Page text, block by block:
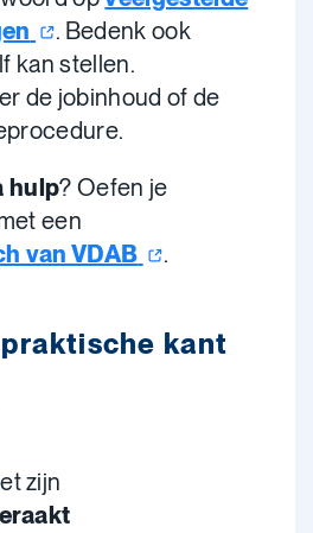
. Bedenk ook
kan stellen.
de jobinhoud of de
hulp? Oefen je
een
vanVDAB .
kant
zijn